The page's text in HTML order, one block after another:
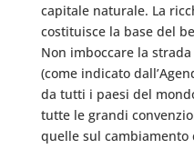
capitale naturale. La
costituisce la base del
Non imboccare la
(come indicato
da tutti i paesi del
tutte le grandi
quelle sul